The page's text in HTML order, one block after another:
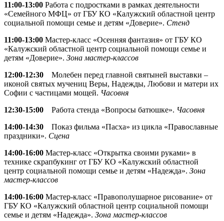
11:00-13:00 Работа с подростками в рамках деятельности
«Семейного МФЦ» от ГБУ КО «Калужский областной центр
социальной помощи семье и детям «Доверие». Стенд
11:00-13:00 Мастер-класс «Осенняя фантазия» от ГБУ КО
«Калужский областной центр социальной помощи семье и
детям «Доверие». Зона мастер-классов
12:00-12:30 Молебен перед главной святыней выставки –
иконой святых мучениц Веры, Надежды, Любови и матери их
Софии с частицами мощей. Часовня
12:30-15:00 Работа стенда «Вопросы батюшке». Часовня
14:00-14:30 Показ фильма «Пасха» из цикла «Православные
праздники». Сцена
14:00-16:00 Мастер-класс «Открытка своими руками» в
технике скрапбукинг от ГБУ КО «Калужский областной
центр социальной помощи семье и детям «Надежда». Зона
мастер-классов
14:00-16:00 Мастер-класс «Правополушарное рисование» от
ГБУ КО «Калужский областной центр социальной помощи
семье и детям «Надежда». Зона мастер-классов